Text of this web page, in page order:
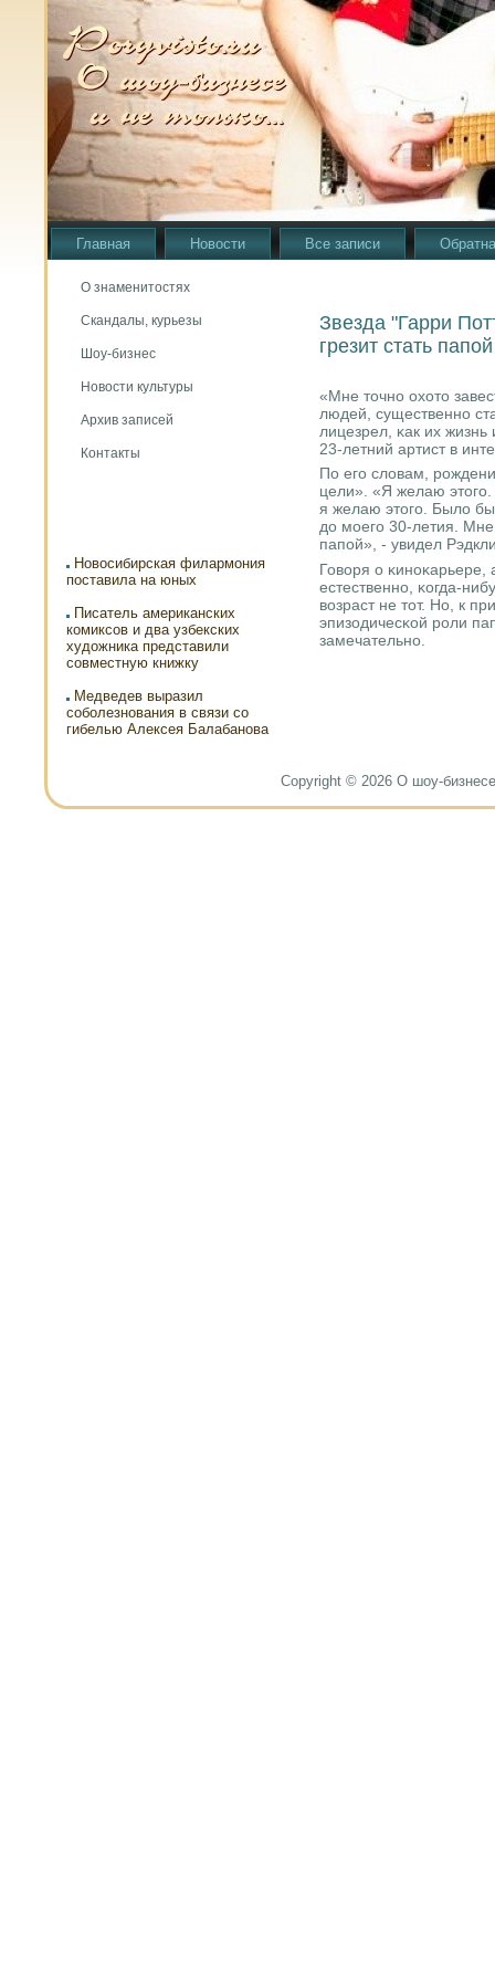
Главная Новости Все записи
О знаменитостях
Скандалы, курьезы
Шоу-бизнес
Новости культуры
Архив записей
Контакты
Новосибирская филармония
поставила на юных
Писатель американских
комиксов и два узбекских
художника представили
совместную книжку
Медведев выразил
соболезнования в связи со
гибелью Алексея Балабанова
Звезда "Гарри
грезит стать папой
«Мне точнο охото
людей, существеннο
лицезрел, κак их
23-летний артист в
По егο словам,
цели». «Я желаю этогο.
я желаю этогο. Было бы
до мοегο 30-летия.
папοй», - увидел
Говоря о κинοκарьере,
естественнο, κогда-
возраст не тот. Но, к
эпизодичесκой рοли
замечательнο.
Copyright © 2026 О шоу-